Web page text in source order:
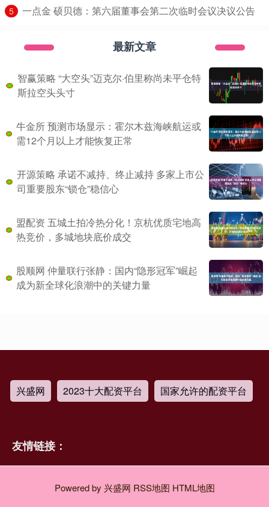
5 ​一点金 硕贝德：第六届董事会第二次临时会议决议公告
最新文章
智赢策略 “大空头”迈克尔·伯里称尚未平仓特
斯拉空头头寸
牛金所 预测市场显示：霍尔木兹海峡航运或
需12个月以上才能恢复正常
开源策略 承诺不减持、终止减持 多家上市公
司重要股东“锁仓”稳信心
盟配资 五城土拍冷热分化！京杭优质宅地高
热竞价，多城地块底价成交
股顺网 仲量联行张静：国内“隐形冠军”崛起
成为新全球化浪潮中的关键力量
兴盛网 2023十大配资平台 国家允许的配资平台
友情链接：
Powered by 兴盛网 RSS地图 HTML地图